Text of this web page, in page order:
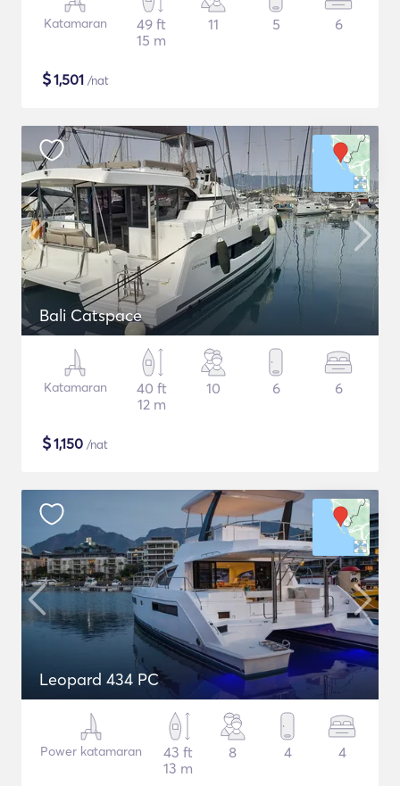
Katamaran
49 ft
15 m
11 5 6
$1,501 /nat
Bali Catspace
Katamaran
40 ft
12 m
10 6 6
$1,150 /nat
Leopard 434 PC
Power katamaran
43 ft
13 m
8 4 4